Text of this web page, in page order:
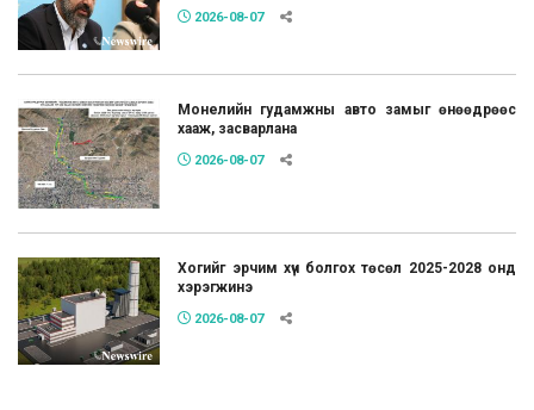
2026-08-07
Монелийн гудамжны авто замыг өнөөдрөөс
хааж, засварлана
2026-08-07
Хогийг эрчим хүч болгох төсөл 2025-2028 онд
хэрэгжинэ
2026-08-07